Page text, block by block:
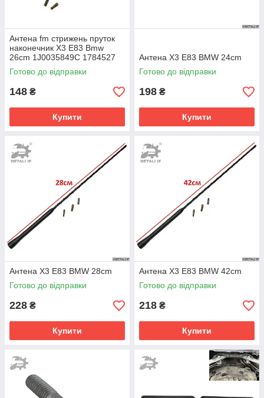
Антена fm стрижень пруток
наконечник X3 E83 Bmw
26cm 1J0035849C 1784527
100093610 90566812
1784011
Готово до відправки
148 ₴
Купити
Антена X3 E83 BMW 24cm
Готово до відправки
198 ₴
Купити
Антена X3 E83 BMW 28cm
Готово до відправки
228 ₴
Купити
Антена X3 E83 BMW 42cm
Готово до відправки
218 ₴
Купити